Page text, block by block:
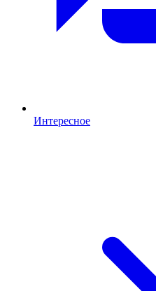
Интересное